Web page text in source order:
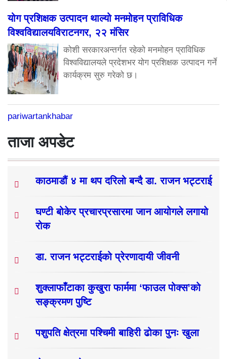
योग प्रशिक्षक उत्पादन थाल्यो मनमोहन प्राविधिक
विश्वविद्यालयविराटनगर, २२ मंसिर
कोशी सरकारअन्तर्गत रहेको मनमोहन प्राविधिक
विश्वविद्यालयले प्रदेशभर योग प्रशिक्षक उत्पादन गर्ने
कार्यक्रम सुरु गरेको छ।
pariwartankhabar
ताजा अपडेट
काठमाडौं ४ मा थप दरिलो बन्दै डा. राजन भट्टराई
घण्टी बोकेर प्रचारप्रसारमा जान आयोगले लगायो
रोक
डा. राजन भट्टराईको प्रेरणादायी जीवनी
शुक्लाफाँटाका कुखुरा फार्ममा ‘फाउल पोक्स’को
सङ्क्रमण पुष्टि
पशुपति क्षेत्रमा पश्चिमी बाहिरी ढोका पुनः खुला